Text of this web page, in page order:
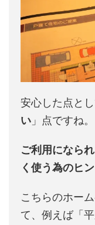
安心した点と
い 」点ですね。
ご利用になら
く使う為のヒン
こちらのホー
て、例えば「